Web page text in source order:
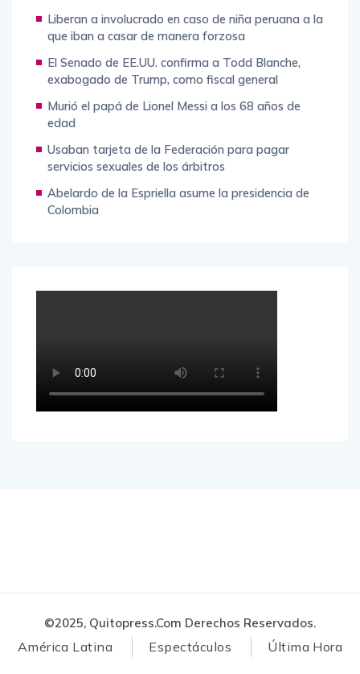
Liberan a involucrado en caso de niña peruana a la
que iban a casar de manera forzosa
El Senado de EE.UU. confirma a Todd Blanche,
exabogado de Trump, como fiscal general
Murió el papá de Lionel Messi a los 68 años de
edad
Usaban tarjeta de la Federación para pagar
servicios sexuales de los árbitros
Abelardo de la Espriella asume la presidencia de
Colombia
©2025, Quitopress.com Derechos Reservados.
América Latina Espectáculos Última Hora